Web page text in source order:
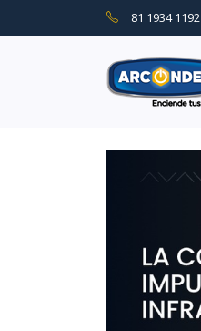
81 1934 1192